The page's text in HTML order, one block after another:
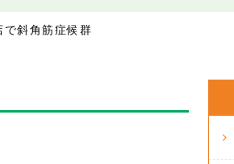
で斜角筋症候群